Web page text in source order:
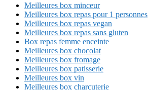
Meilleures box minceur
Meilleures box repas pour 1 personnes
Meilleures box repas vegan
Meilleures box repas sans gluten
Box repas femme enceinte
Meilleures box chocolat
Meilleures box fromage
Meilleures box patisserie
Meilleures box vin
Meilleures box charcuterie